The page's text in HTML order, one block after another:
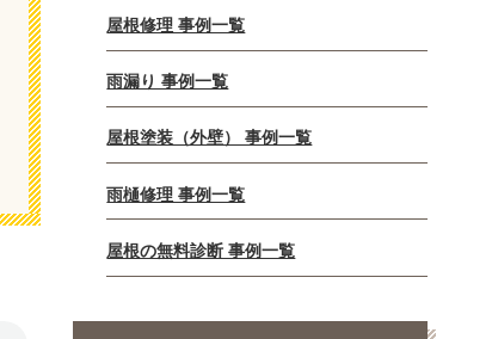
屋根修理 事例一覧
雨漏り 事例一覧
屋根塗装（外壁） 事例一覧
雨樋修理 事例一覧
屋根の無料診断 事例一覧